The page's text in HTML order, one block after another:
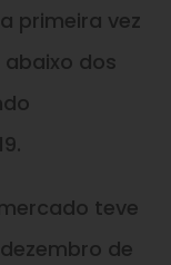
primeira vez
dos
teve
de